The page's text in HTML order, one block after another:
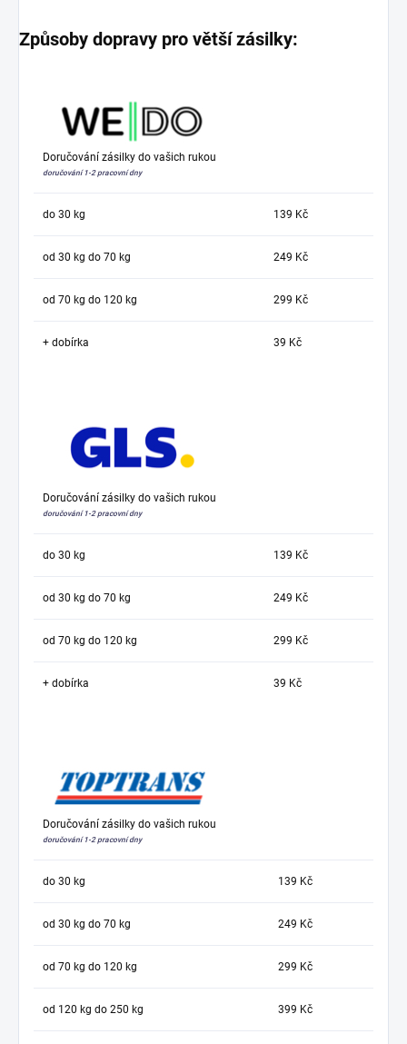
Způsoby dopravy pro větší zásilky:
Doručování zásilky do vašich rukou
doručování 1-2 pracovní dny
do 30 kg 139 Kč
od 30 kg do 70 kg 249 Kč
od 70 kg do 120 kg 299 Kč
+ dobírka 39 Kč
Doručování zásilky do vašich rukou
doručování 1-2 pracovní dny
do 30 kg 139 Kč
od 30 kg do 70 kg 249 Kč
od 70 kg do 120 kg 299 Kč
+ dobírka 39 Kč
Doručování zásilky do vašich rukou
doručování 1-2 pracovní dny
do 30 kg 139 Kč
od 30 kg do 70 kg 249 Kč
od 70 kg do 120 kg 299 Kč
od 120 kg do 250 kg 399 Kč